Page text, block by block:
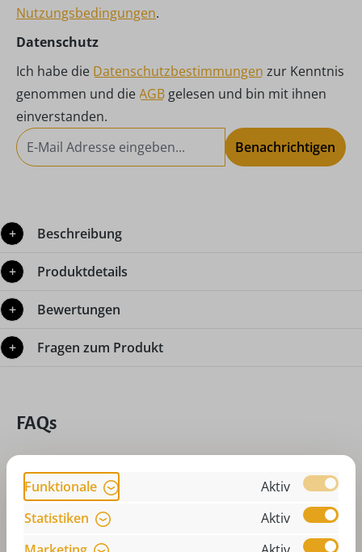
Nutzungsbedingungen.
Datenschutz
Ich habe die Datenschutzbestimmungen zur Kenntnis
genommen und die AGB gelesen und bin mit ihnen
einverstanden.
Benachrichtigen
Beschreibung
Produktdetails
Bewertungen
Fragen zum Produkt
FAQs
Weihnachtspyramide
Teelichtpyramide dreht sich nicht? Was
muss ich tun?
Funktionale
Aktiv
Statistiken
Aktiv